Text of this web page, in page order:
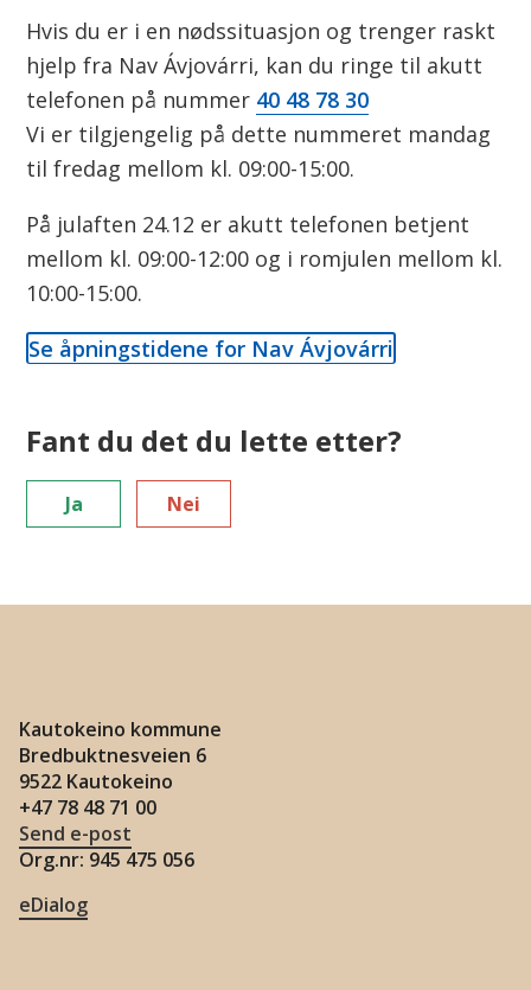
Hvis du er i en nødssituasjon og trenger raskt
hjelp fra Nav Ávjovárri, kan du ringe til akutt
telefonen på nummer 40 48 78 30
Vi er tilgjengelig på dette nummeret mandag
til fredag mellom kl. 09:00-15:00.
På julaften 24.12 er akutt telefonen betjent
mellom kl. 09:00-12:00 og i romjulen mellom kl.
10:00-15:00.
Se åpningstidene for Nav Ávjovárri
Fant du det du lette etter?
Ja Nei
Kautokeino kommune
Bredbuktnesveien 6
9522 Kautokeino
+47 78 48 71 00
Send e-post
Org.nr: 945 475 056
eDialog